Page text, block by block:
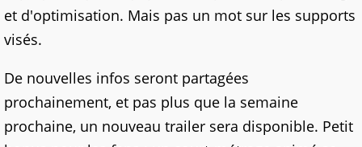
et d'optimisation. Mais pas un mot sur les supports
visés.
De nouvelles infos seront partagées
prochainement, et pas plus que la semaine
prochaine, un nouveau trailer sera disponible. Petit